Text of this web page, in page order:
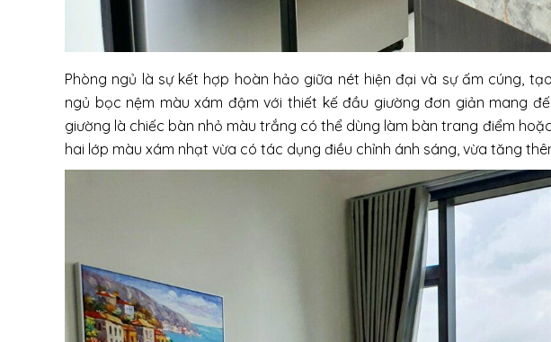
Phòng ngủ là sự kết hợp hoàn hảo giữa nét hiện đại và sự ấm cúng,
ngủ bọc nệm màu xám đậm với thiết kế đầu giường đơn giản mang
giường là chiếc bàn nhỏ màu trắng có thể dùng làm bàn trang điểm
hai lớp màu xám nhạt vừa có tác dụng điều chỉnh ánh sáng, vừa tăng